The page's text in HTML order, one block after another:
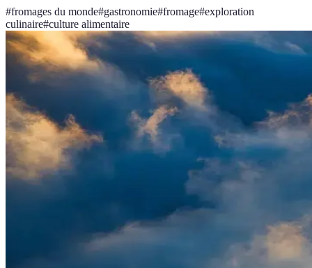
#fromages du monde#gastronomie#fromage#exploration
culinaire#culture alimentaire